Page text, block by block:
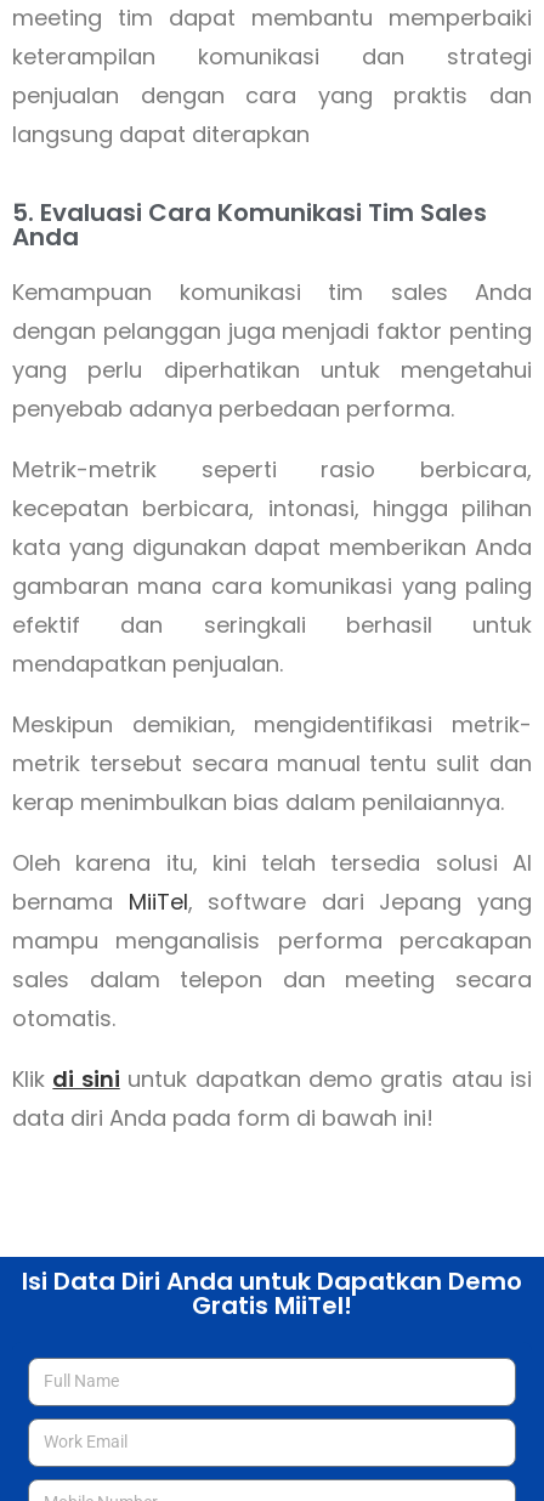
meeting tim dapat membantu memperbaiki
keterampilan komunikasi dan strategi
penjualan dengan cara yang praktis dan
langsung dapat diterapkan
5. Evaluasi Cara Komunikasi Tim Sales
Anda
Kemampuan komunikasi tim sales Anda
dengan pelanggan juga menjadi faktor penting
yang perlu diperhatikan untuk mengetahui
penyebab adanya perbedaan performa.
Metrik-metrik seperti rasio berbicara,
kecepatan berbicara, intonasi, hingga pilihan
kata yang digunakan dapat memberikan Anda
gambaran mana cara komunikasi yang paling
efektif dan seringkali berhasil untuk
mendapatkan penjualan.
Meskipun demikian, mengidentifikasi metrik-
metrik tersebut secara manual tentu sulit dan
kerap menimbulkan bias dalam penilaiannya.
Oleh karena itu, kini telah tersedia solusi AI
bernama MiiTel, software dari Jepang yang
mampu menganalisis performa percakapan
sales dalam telepon dan meeting secara
otomatis.
Klik di sini untuk dapatkan demo gratis atau isi
data diri Anda pada form di bawah ini!
Isi Data Diri Anda untuk Dapatkan Demo
Gratis MiiTel!